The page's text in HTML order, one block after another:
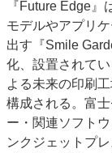
案内
発刊案内
運営
会社案内
購
お問い合わせ
『Future Edge
モデルやアプリ
出す『Smile
化、設置されて
よる未来の印刷
構成される。富
ー・関連ソフト
ンクジェットプ